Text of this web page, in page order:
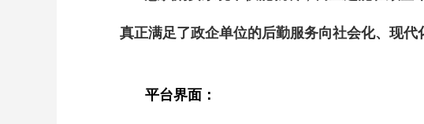
真正满足了政企单位的后勤服务向社会化、现
平台界面：